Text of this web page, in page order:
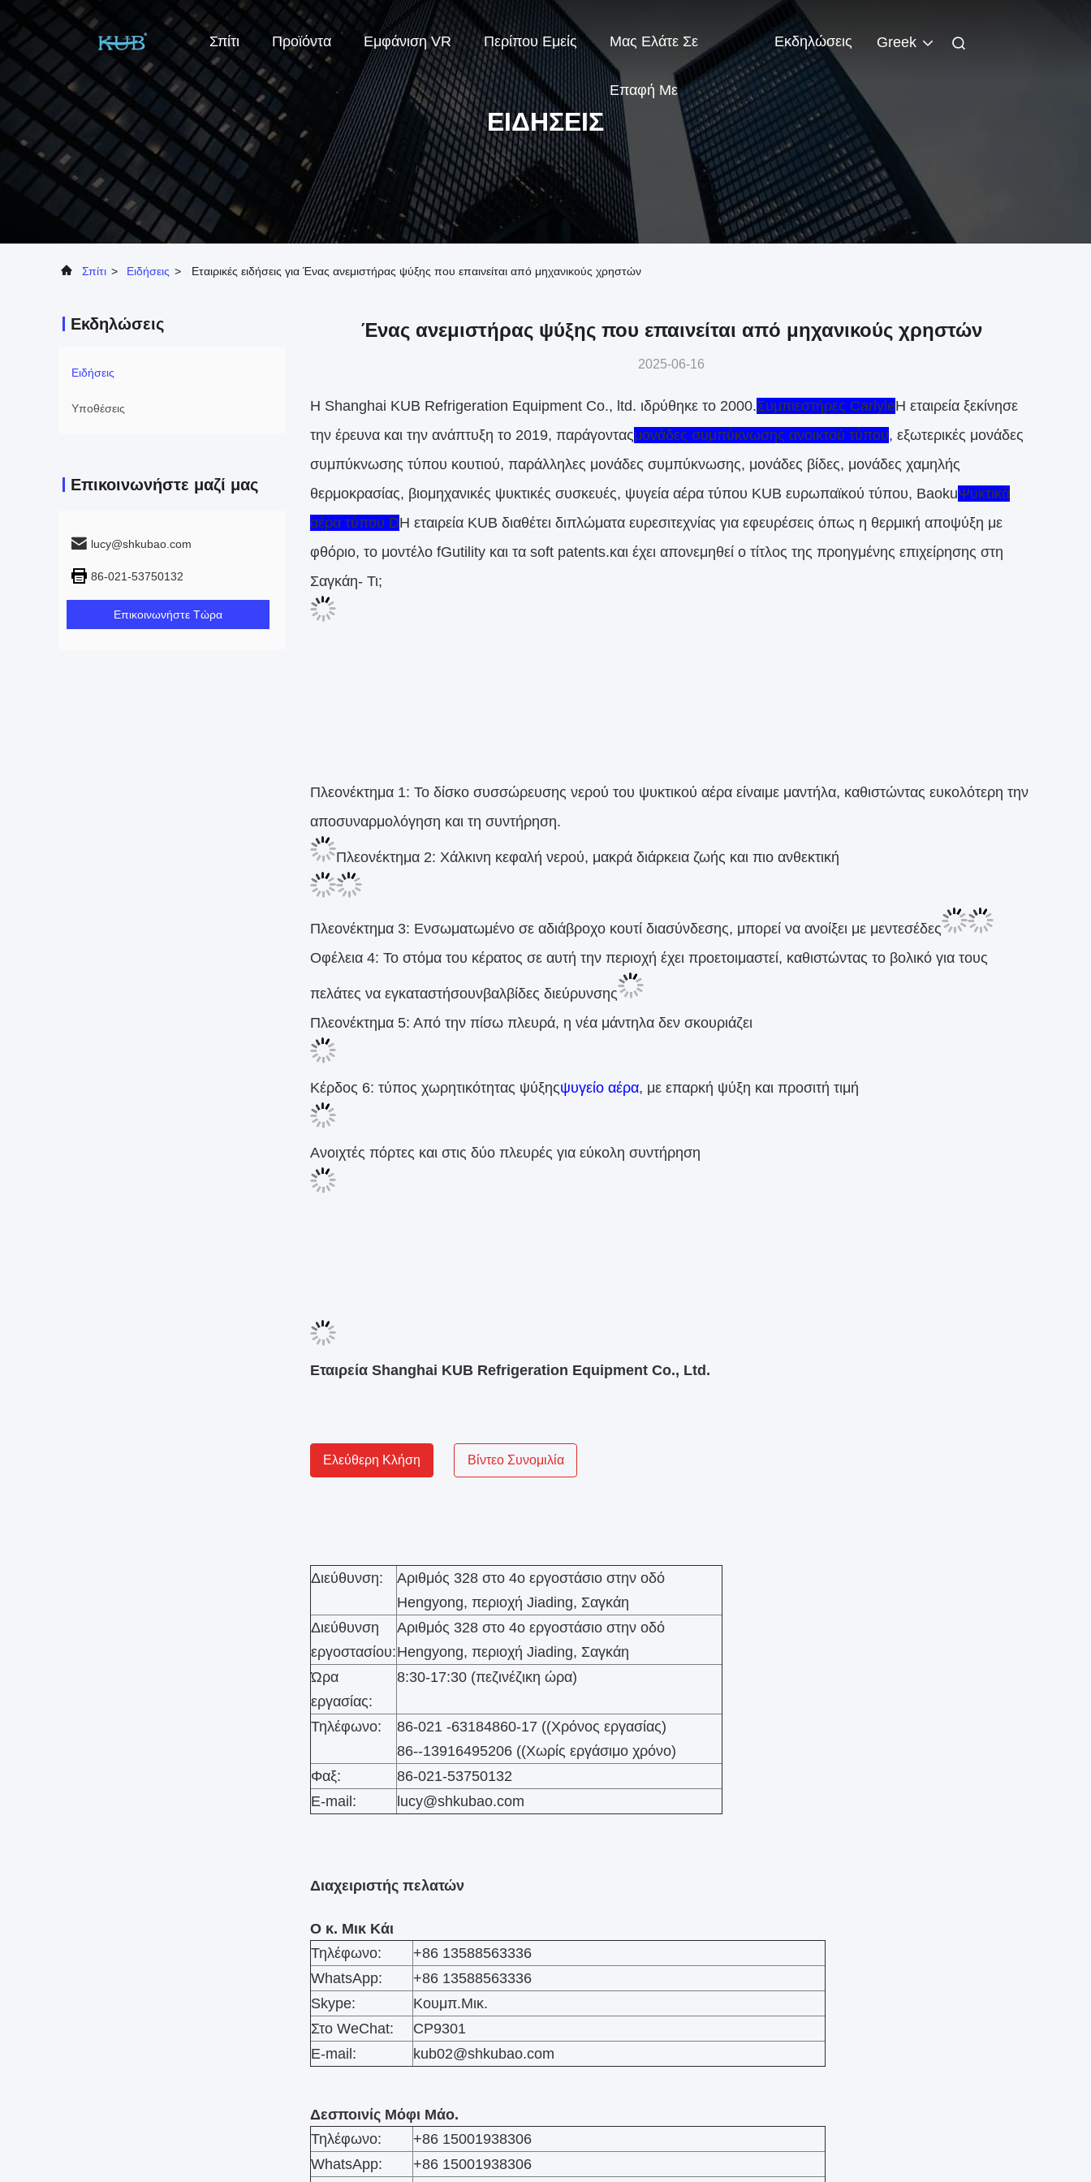
Σπίτι Προϊόντα Εμφάνιση VR Περίπου Εμείς Μας Ελάτε Σε
Επαφή Με
Εκδηλώσεις Greek
ΕΙΔΉΣΕΙΣ
Σπίτι > Ειδήσεις > Εταιρικές ειδήσεις για Ένας ανεμιστήρας ψύξης που επαινείται από μηχανικούς χρηστών
Εκδηλώσεις
Ειδήσεις
Υποθέσεις
Επικοινωνήστε μαζί μας
lucy@shkubao.com
86-021-53750132
Επικοινωνήστε Τώρα
Ένας ανεμιστήρας ψύξης που επαινείται από μηχανικούς χρηστών
2025-06-16
Η Shanghai KUB Refrigeration Equipment Co., ltd. ιδρύθηκε το 2000.Συμπιεστήρες CarlyleΗ εταιρεία ξεκίνησε
την έρευνα και την ανάπτυξη το 2019, παράγονταςμονάδες συμπύκνωσης ανοικτού τύπου, εξωτερικές μονάδες
συμπύκνωσης τύπου κουτιού, παράλληλες μονάδες συμπύκνωσης, μονάδες βίδες, μονάδες χαμηλής
θερμοκρασίας, βιομηχανικές ψυκτικές συσκευές, ψυγεία αέρα τύπου KUB ευρωπαϊκού τύπου, BaokuΨυκτικά
αέρα τύπου DΗ εταιρεία KUB διαθέτει διπλώματα ευρεσιτεχνίας για εφευρέσεις όπως η θερμική αποψύξη με
φθόριο, το μοντέλο fGutility και τα soft patents.και έχει απονεμηθεί ο τίτλος της προηγμένης επιχείρησης στη
Σαγκάη- Τι;
Πλεονέκτημα 1: Το δίσκο συσσώρευσης νερού του ψυκτικού αέρα είναιμε μαντήλα, καθιστώντας ευκολότερη την
αποσυναρμολόγηση και τη συντήρηση.
Πλεονέκτημα 2: Χάλκινη κεφαλή νερού, μακρά διάρκεια ζωής και πιο ανθεκτική
Πλεονέκτημα 3: Ενσωματωμένο σε αδιάβροχο κουτί διασύνδεσης, μπορεί να ανοίξει με μεντεσέδες
Οφέλεια 4: Το στόμα του κέρατος σε αυτή την περιοχή έχει προετοιμαστεί, καθιστώντας το βολικό για τους
πελάτες να εγκαταστήσουνβαλβίδες διεύρυνσης
Πλεονέκτημα 5: Από την πίσω πλευρά, η νέα μάντηλα δεν σκουριάζει
Κέρδος 6: τύπος χωρητικότητας ψύξηςψυγείο αέρα, με επαρκή ψύξη και προσιτή τιμή
Ανοιχτές πόρτες και στις δύο πλευρές για εύκολη συντήρηση
Εταιρεία Shanghai KUB Refrigeration Equipment Co., Ltd.
Ελεύθερη Κλήση Βίντεο Συνομιλία
Διεύθυνση:
Αριθμός 328 στο 4ο εργοστάσιο στην οδό
Hengyong, περιοχή Jiading, Σαγκάη
Διεύθυνση
εργοστασίου:
Αριθμός 328 στο 4ο εργοστάσιο στην οδό
Hengyong, περιοχή Jiading, Σαγκάη
Ώρα
εργασίας:
8:30-17:30 (πεζινέζικη ώρα)
Τηλέφωνο:
86-021 -63184860-17 ((Χρόνος εργασίας)
86--13916495206 ((Χωρίς εργάσιμο χρόνο)
Φαξ:
86-021-53750132
E-mail:
lucy@shkubao.com
Διαχειριστής πελατών
Ο κ. Μικ Κάι
Τηλέφωνο:
+86 13588563336
WhatsApp:
+86 13588563336
Skype:
Κουμπ.Μικ.
Στο WeChat:
CP9301
E-mail:
kub02@shkubao.com
Δεσποινίς Μόφι Μάο.
Τηλέφωνο:
+86 15001938306
WhatsApp:
+86 15001938306